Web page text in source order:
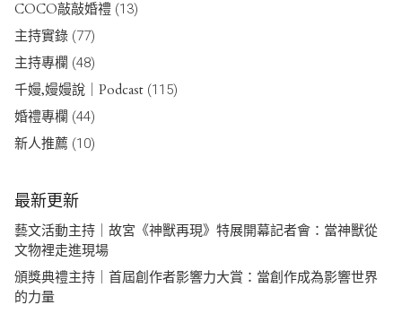
COCO敲敲婚禮 (13)
主持實錄 (77)
主持專欄 (48)
千嫚,嫚嫚說｜Podcast (115)
婚禮專欄 (44)
新人推薦 (10)
最新更新
藝文活動主持｜故宮《神獸再現》特展開幕記者會：當神獸從
文物裡走進現場
頒獎典禮主持｜首屆創作者影響力大賞：當創作成為影響世界
的力量